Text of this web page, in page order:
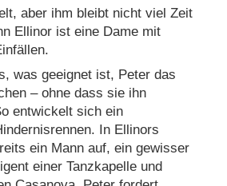
aber ihm bleibt nicht viel Zeit
Ellinor ist eine Dame mit
was geeignet ist, Peter das
– ohne dass sie ihn
entwickelt sich ein
In Ellinors
ein Mann auf, ein gewisser
einer Tanzkapelle und